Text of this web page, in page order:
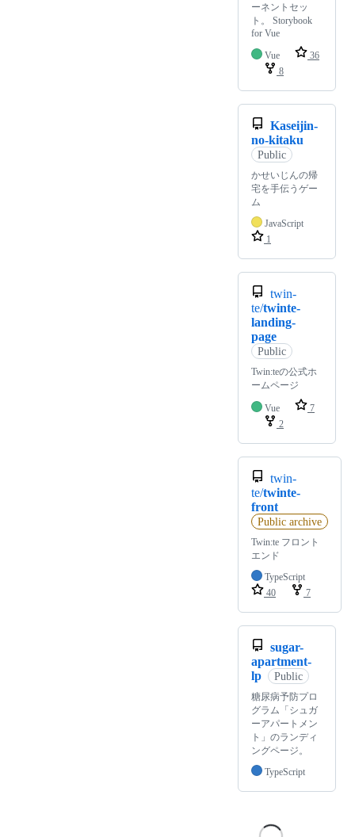
ーネントセッ
ト。 Storybook
for Vue
Vue
36
8
Kaseijin-
no-kitaku
Public
かせいじんの帰
宅を手伝うゲー
ム
JavaScript
1
twin-
te/twinte-
landing-
page
Public
Twin:teの公式ホ
ームページ
Vue
7
2
twin-
te/twinte-
front
Public archive
Twin:te フロント
エンド
TypeScript
40
7
sugar-
apartment-
lp
Public
糖尿病予防プロ
グラム「シュガ
ーアパートメン
ト」のランディ
ングページ。
TypeScript